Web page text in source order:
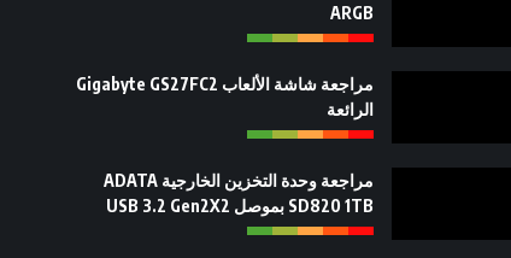
ARGB
مراجعة شاشة الألعاب Gigabyte GS27FC2
الرائعة
مراجعة وحدة التخزين الخارجية ADATA
SD820 1TB بموصل USB 3.2 Gen2X2